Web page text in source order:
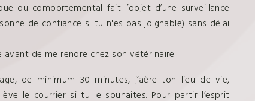
ou comportemental fait l’objet d’une surveillance
de confiance si tu n'es pas joignable) sans délai
avant de me rendre chez son vétérinaire.
de minimum 30 minutes, j’aère ton lieu de vie,
le courrier si tu le souhaites. Pour partir l’esprit